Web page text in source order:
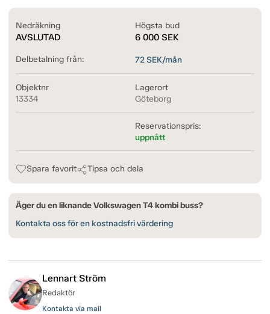
Nedräkning
AVSLUTAD
Högsta bud
6 000 SEK
Delbetalning från: 72SEK/mån
Objektnr
13334
Lagerort
Göteborg
Reservationspris:
uppnått
Spara favorit Tipsa och dela
Äger du en liknande Volkswagen T4 kombi buss?
Kontakta oss för en kostnadsfri värdering
Lennart Ström
Redaktör
Kontakta via mail